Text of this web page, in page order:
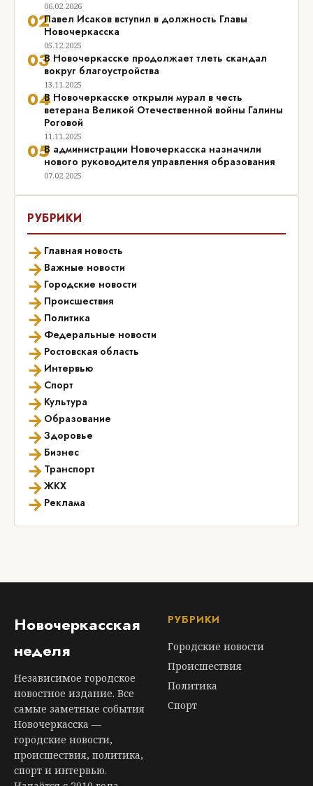
06.02.2026
02Павел Исаков вступил в должность Главы
Новочеркасска
05.12.2025
03В Новочеркасске продолжает тлеть скандал
вокруг благоустройства
13.11.2025
04В Новочеркасске открыли мурал в честь
ветерана Великой Отечественной войны Галины
Роговой
11.11.2025
05В администрации Новочеркасска назначили
нового руководителя управления образования
07.02.2025
РУБРИКИ
→ Главная новость
→ Важные новости
→ Городские новости
→ Происшествия
→ Политика
→ Федеральные новости
→ Ростовская область
→ Интервью
→ Спорт
→ Культура
→ Образование
→Здоровье
→ Бизнес
→ Транспорт
→ЖКХ
→ Реклама
Новочеркасская
неделя
Независимое городское
новостное издание. Все
самые заметные события
Новочеркасска —
городские новости,
происшествия, политика,
спорт и интервью.
РУБРИКИ
Городские новости
Происшествия
Политика
Спорт